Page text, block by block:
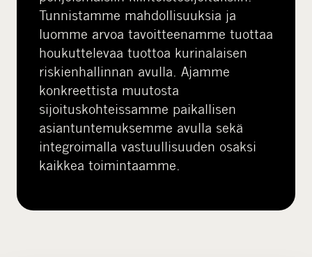
Tunnistamme mahdollisuuksia ja
luomme arvoa tavoitteenamme tuottaa
houkuttelevaa tuottoa kurinalaisen
riskienhallinnan avulla. Ajamme
konkreettista muutosta
sijoituskohteissamme paikallisen
asiantuntemuksemme avulla sekä
integroimalla vastuullisuuden osaksi
kaikkea toimintaamme.